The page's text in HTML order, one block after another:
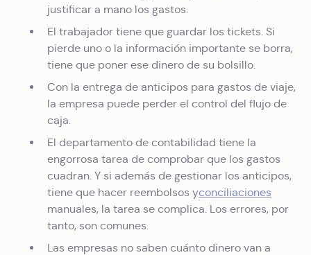
justificar a mano los gastos.
El trabajador tiene que guardar los tickets. Si
pierde uno o la información importante se borra,
tiene que poner ese dinero de su bolsillo.
Con la entrega de anticipos para gastos de viaje,
la empresa puede perder el control del flujo de
caja.
El departamento de contabilidad tiene la
engorrosa tarea de comprobar que los gastos
cuadran. Y si además de gestionar los anticipos,
tiene que hacer reembolsos yconciliaciones
manuales, la tarea se complica. Los errores, por
tanto, son comunes.
Las empresas no saben cuánto dinero van a